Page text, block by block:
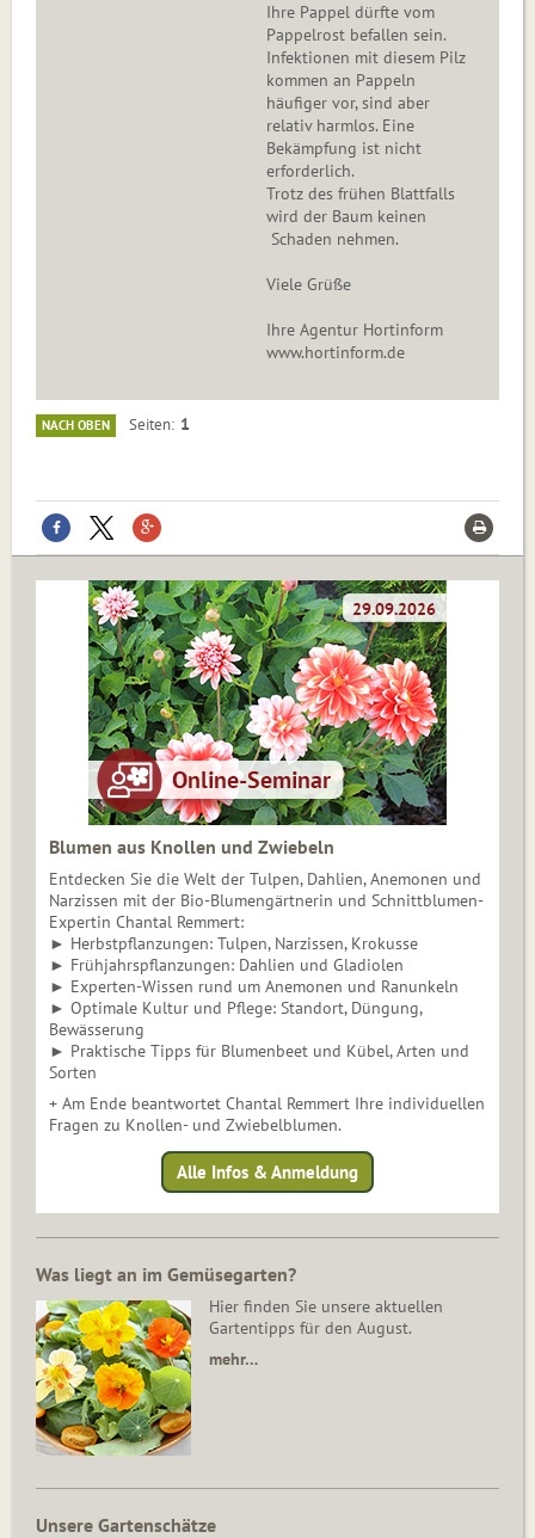
Ihre Pappel dürfte vom
Pappelrost befallen sein.
Infektionen mit diesem Pilz
kommen an Pappeln
häufiger vor, sind aber
relativ harmlos. Eine
Bekämpfung ist nicht
erforderlich.
Trotz des frühen Blattfalls
wird der Baum keinen
Schaden nehmen.
Viele Grüße
Ihre Agentur Hortinform
www.hortinform.de
NACH OBEN Seiten 1
Blumen aus Knollen und Zwiebeln
Entdecken Sie die Welt der Tulpen, Dahlien, Anemonen und
Narzissen mit der Bio-Blumengärtnerin und Schnittblumen-
Expertin Chantal Remmert:
► Herbstpflanzungen: Tulpen, Narzissen, Krokusse
► Frühjahrspflanzungen: Dahlien und Gladiolen
► Experten-Wissen rund um Anemonen und Ranunkeln
► Optimale Kultur und Pflege: Standort, Düngung,
Bewässerung
► Praktische Tipps für Blumenbeet und Kübel, Arten und
Sorten
+ Am Ende beantwortet Chantal Remmert Ihre individuellen
Fragen zu Knollen- und Zwiebelblumen.
Alle Infos & Anmeldung
Was liegt an im Gemüsegarten?
Hier finden Sie unsere aktuellen
Gartentipps für den August.
mehr…
Unsere Gartenschätze